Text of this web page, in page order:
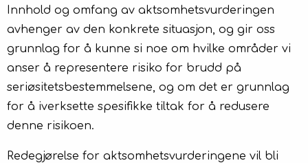
Innhold og omfang av aktsomhetsvurderingen
avhenger av den konkrete situasjon, og gir oss
grunnlag for å kunne si noe om hvilke områder vi
anser å representere risiko for brudd på
seriøsitetsbestemmelsene, og om det er grunnlag
for å iverksette spesifikke tiltak for å redusere
denne risikoen.
Redegjørelse for aktsomhetsvurderingene vil bli